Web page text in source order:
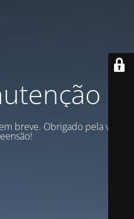
breve. Obrigado pela vossa